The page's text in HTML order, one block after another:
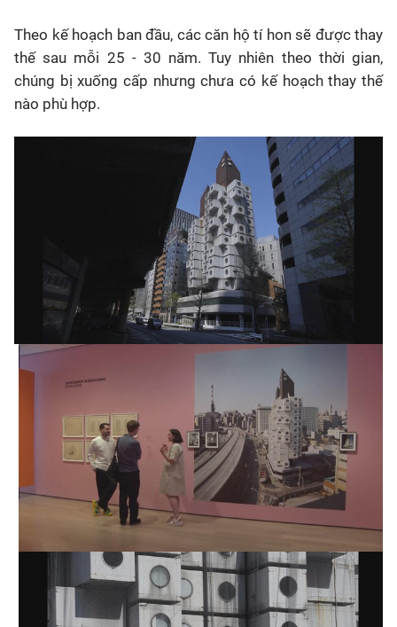
Theo kế hoạch ban đầu, các căn hộ tí hon sẽ được thay
thế sau mỗi 25 - 30 năm. Tuy nhiên theo thời gian,
chúng bị xuống cấp nhưng chưa có kế hoạch thay thế
nào phù hợp.